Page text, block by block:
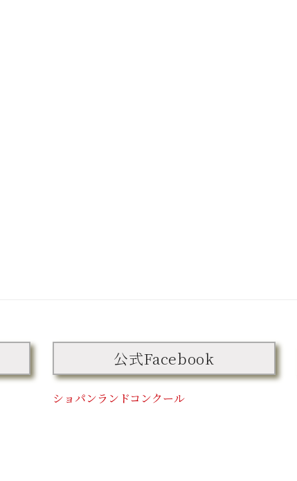
公式Facebook
ショパンランドコンクール